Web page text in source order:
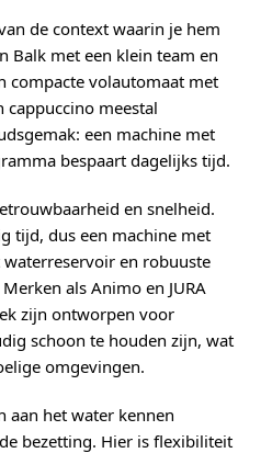
de context waarin je hem
Balk met een klein team en
compacte volautomaat met
cappuccino meestal
een machine met
bespaart dagelijks tijd.
en snelheid.
tijd, dus een machine met
en robuuste
als Animo en JURA
zijn ontworpen voor
schoon te houden zijn, wat
omgevingen.
aan het water kennen
bezetting. Hier is flexibiliteit